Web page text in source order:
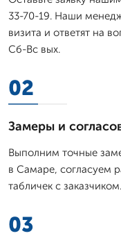
33-70-19. Наши
визита и ответят на
Сб-Вс вых.
02
Замеры и
Выполним точные
в Самаре, согласуем
табличек с заказчиком.
03